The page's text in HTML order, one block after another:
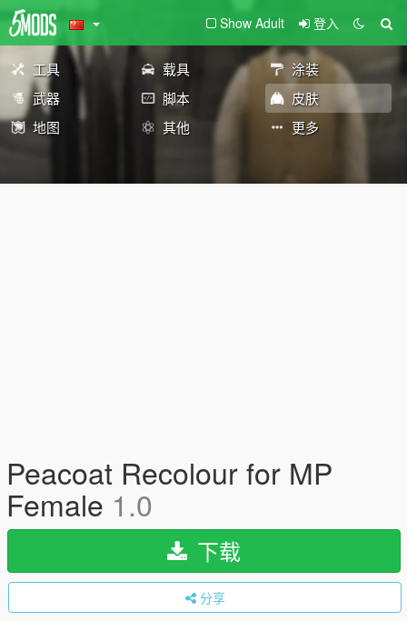
Show Adult 登入
工具 载具
涂装
武器
脚本
皮肤
地图
其他 更多
Peacoat Recolour for MP
Female 1.0
下载
分享